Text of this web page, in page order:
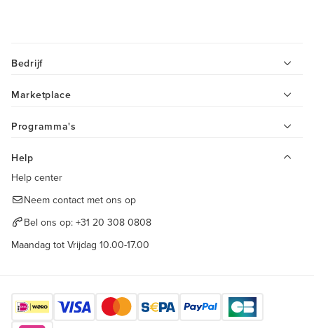
Bedrijf
Marketplace
Programma's
Help
Help center
Neem contact met ons op
Bel ons op: +31 20 308 0808
Maandag tot Vrijdag 10.00-17.00